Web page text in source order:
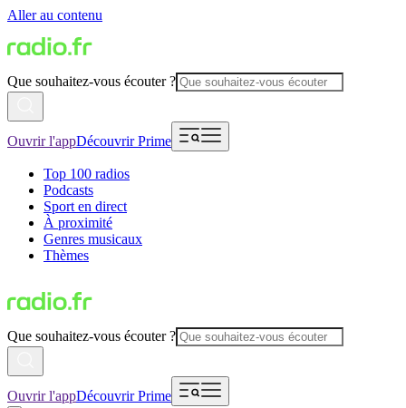
Aller au contenu
Que souhaitez-vous écouter ?
Ouvrir l'appDécouvrir Prime
Top 100 radios
Podcasts
Sport en direct
À proximité
Genres musicaux
Thèmes
Que souhaitez-vous écouter ?
Ouvrir l'appDécouvrir Prime